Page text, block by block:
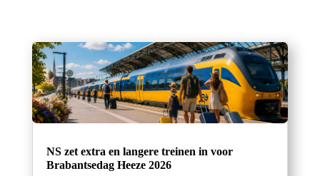
NS zet extra en langere treinen in voor
Brabantsedag Heeze 2026